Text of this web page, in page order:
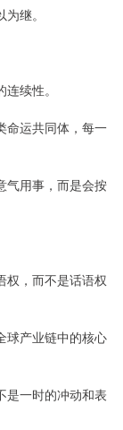
继。
续性。
命运共同体，每一
气用事，而是会按
权，而不是话语权
球产业链中的核心
是一时的冲动和表